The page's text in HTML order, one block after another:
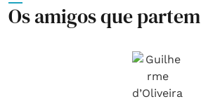
Os amigos que partem